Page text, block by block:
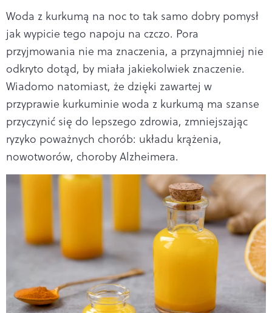
Woda z kurkumą na noc to tak samo dobry pomysł
jak wypicie tego napoju na czczo. Pora
przyjmowania nie ma znaczenia, a przynajmniej nie
odkryto dotąd, by miała jakiekolwiek znaczenie.
Wiadomo natomiast, że dzięki zawartej w
przyprawie kurkuminie woda z kurkumą ma szanse
przyczynić się do lepszego zdrowia, zmniejszając
ryzyko poważnych chorób: układu krążenia,
nowotworów, choroby Alzheimera.